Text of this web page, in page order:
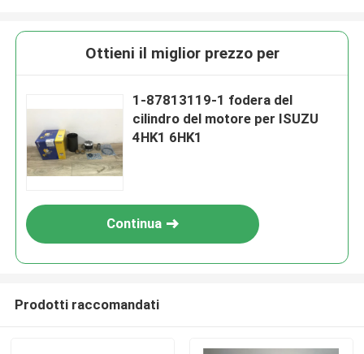
Ottieni il miglior prezzo per
1-87813119-1 fodera del
cilindro del motore per ISUZU
4HK1 6HK1
Continua
Prodotti raccomandati